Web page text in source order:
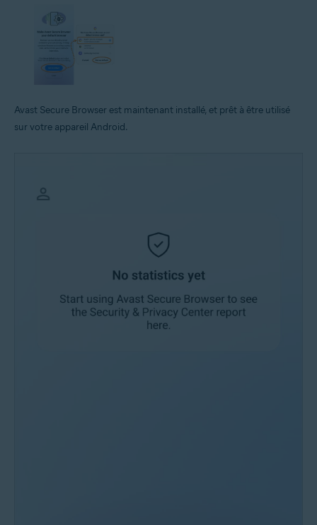
Avast Secure Browser est maintenant installé, et prêt à être utilisé
sur votre appareil Android.